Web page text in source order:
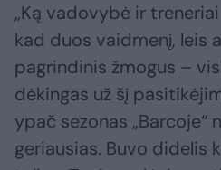
„Ką vadovybė ir
kad duos vaidmenį, leis
pagrindinis žmogus –
dėkingas už šį
ypač sezonas „Barcoje“
geriausias. Buvo didelis